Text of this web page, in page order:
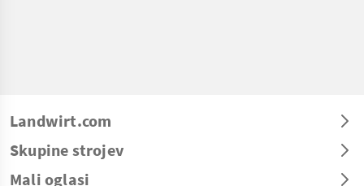
Landwirt.com
Skupine strojev
Mali oglasi